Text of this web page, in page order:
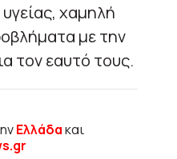
χαμηλή
με την
τον εαυτό τους.
Ελλάδακαι